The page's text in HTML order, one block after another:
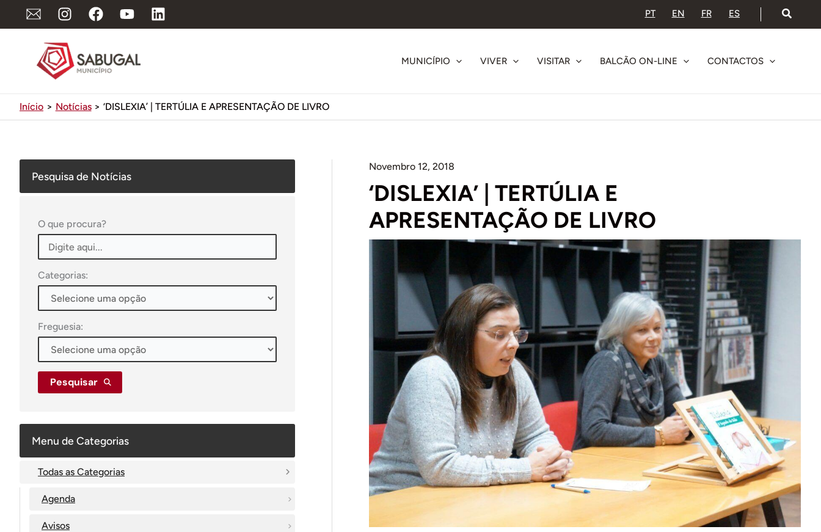
PT EN FR ES
MUNICÍPIO VIVER VISITAR BALCÃO ON-LINE CONTACTOS
Início Notícias ‘DISLEXIA’ | TERTÚLIA E APRESENTAÇÃO DE LIVRO
Pesquisa de Notícias
O que procura?
Categorias:
Freguesia:
Pesquisar
Menu de Categorias
Todas as Categorias
Agenda
Avisos
Novembro 12, 2018
‘DISLEXIA’ | TERTÚLIA E
APRESENTAÇÃO DE LIVRO